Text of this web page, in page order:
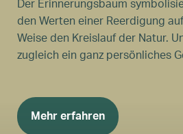
Der Erinnerungsbaum
den Werten einer Reerdigung
Weise den Kreislauf der Natur.
zugleich ein ganz persönliches
Mehr erfahren